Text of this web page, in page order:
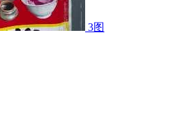
3图